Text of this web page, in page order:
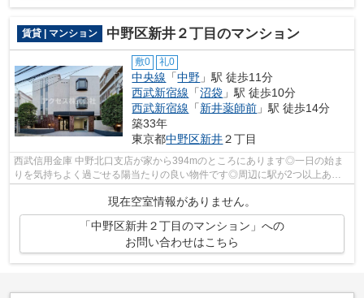
賃貸 | マンション 中野区新井２丁目のマンション
敷0 礼0
中央線 「中野 」駅 徒歩11分
西武新宿線 「沼袋 」駅 徒歩10分
西武新宿線 「新井薬師前 」駅 徒歩14分
築33年
東京都中野区新井２丁目
西武信用金庫 中野北口支店が家から394mのところにあります◎一日の始ま
りを気持ちよく過ごせる陽当たりの良い物件です◎周辺に駅が2つ以上ある
現在空室情報がありません。
「中野区新井２丁目のマンション」への
お問い合わせはこちら